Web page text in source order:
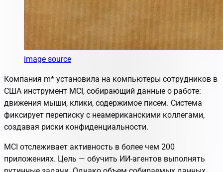
image source
Компания m* установила на компьютеры сотрудников в
США инструмент MCI, собирающий данные о работе:
движения мыши, клики, содержимое писем. Система
фиксирует переписку с неамериканскими коллегами,
создавая риски конфиденциальности.
MCI отслеживает активность в более чем 200
приложениях. Цель — обучить ИИ-агентов выполнять